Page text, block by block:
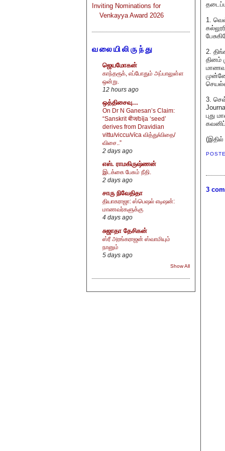
Inviting Nominations for
Venkayya Award 2026
வலையிலிருந்து
ஜெயமோகன்
காந்தரூக், எப்போதும் அப்பாலுள்ள
ஒன்று.
12 hours ago
ஒத்திசைவு...
On Dr N Ganesan’s Claim:
“Sanskrit बीज/bīja ‘seed’
derives from Dravidian
vittu/viccu/vīca வித்து/விதை/
விசை..”
2 days ago
எஸ். ராமகிருஷ்ணன்
இடக்கை பேசும் நீதி.
2 days ago
சாரு நிவேதிதா
தியாகராஜா: ஸ்பெஷல் எடிஷன்:
மாணவர்களுக்கு
4 days ago
சுஜாதா தேசிகன்
ஸ்ரீ அரங்கராஜன் ஸ்வாமியும்
நானும்
5 days ago
Show All
1.
2.
தினம்
3.
புது
(இதில்
3